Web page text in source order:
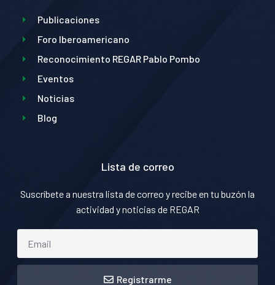
Publicaciones
Foro Iberoamericano
Reconocimiento REGAR Pablo Pombo
Eventos
Noticias
Blog
Lista de correo
Suscríbete a nuestra lista de correo y recibe en tu buzón la
actividad y noticias de REGAR
Registrarme